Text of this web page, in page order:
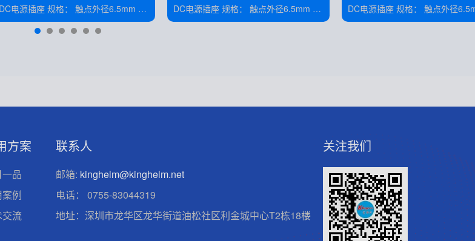
DC电源插座 规格： 触点外径6.5mm 类
别： 插座 安装： 卧贴
DC电源插座 规格： 触点外径6.5mm 类
别： 插座 安装： 卧贴
DC电源插座 规格： 触点外径6.5mm 类
别： 插座 安装： 卧贴
方案
品
例
流
联系人
邮箱: kinghelm@kinghelm.net
电话：
0755-83044319
地址：深圳市龙华区龙华街道油松社区利金城中心T2栋18楼
关注我们